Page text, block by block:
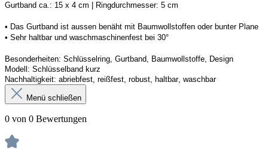
Gurtband ca.: 15 x 4 cm | Ringdurchmesser: 5 cm
• Das Gurtband ist aussen benäht mit Baumwollstoffen oder bunter Plane
• Sehr haltbar und waschmaschinenfest bei 30°
Besonderheiten: Schlüsselring, Gurtband, Baumwollstoffe, Design
Modell: Schlüsselband kurz
Nachhaltigkeit: abriebfest, reißfest, robust, haltbar, waschbar
Menü schließen
0 von 0 Bewertungen